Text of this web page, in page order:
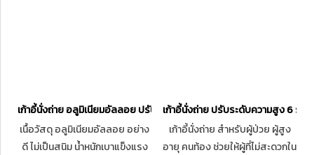
เก้าอี้นั่งถ่าย อลูมิเนียมอัลลอย ปรับความสูงได้ 4 ระดับ มีล้อ
เนื้อวัสดุ อลูมิเนียมอัลลอย อย่าง
ดี ไม่เป็นสนิม น้ำหนักเบาแข็งแรง
เก้าอี้นั่งถ่าย ปรับระดับความสูง 6 ระ
เก้าอี้นั่งถ่าย สำหรับผู้ป่วย ผู้สูง
อายุ คนท้อง ช่วยให้ผู้ที่ไม่สะดวกใน